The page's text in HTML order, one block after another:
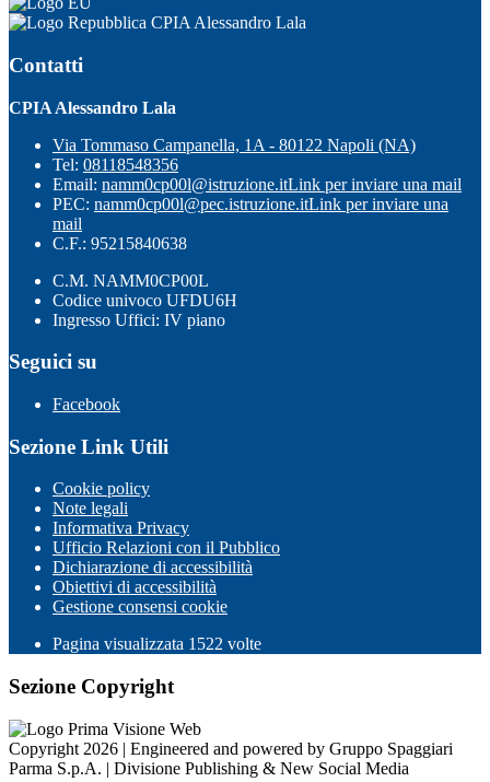
CPIA Alessandro Lala
Contatti
CPIA Alessandro Lala
Via Tommaso Campanella, 1A - 80122 Napoli (NA)
Tel: 08118548356
Email: namm0cp00l@istruzione.itLink per inviare una mail
PEC: namm0cp00l@pec.istruzione.itLink per inviare una
mail
C.F.: 95215840638
C.M. NAMM0CP00L
Codice univoco UFDU6H
Ingresso Uffici: IV piano
Seguici su
Facebook
Sezione Link Utili
Cookie policy
Note legali
Informativa Privacy
Ufficio Relazioni con il Pubblico
Dichiarazione di accessibilità
Obiettivi di accessibilità
Gestione consensi cookie
Pagina visualizzata 1522 volte
Sezione Copyright
Copyright 2026 | Engineered and powered by Gruppo Spaggiari
Parma S.p.A. | Divisione Publishing & New Social Media